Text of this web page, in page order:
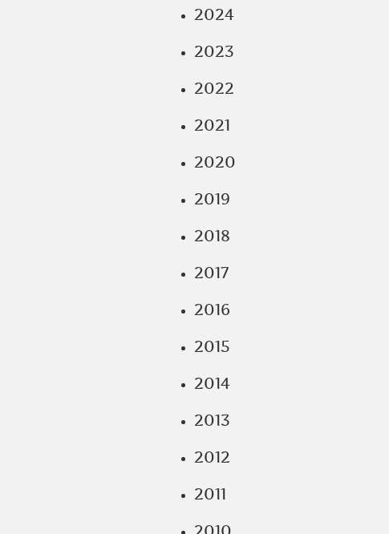
2024
2023
2022
2021
2020
2019
2018
2017
2016
2015
2014
2013
2012
2011